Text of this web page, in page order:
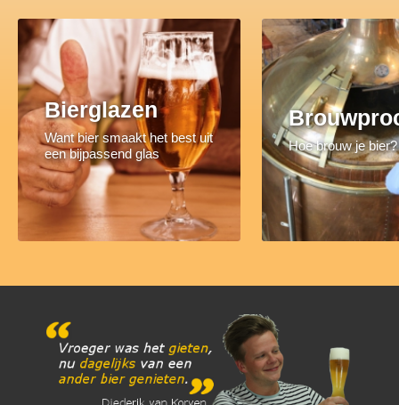
Bierglazen
Want bier smaakt het best uit
een bijpassend glas
Hoe brouw je bier?